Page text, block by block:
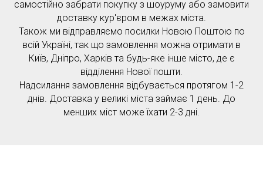
самостійно забрати покупку з шоуруму або замовити
доставку кур'єром в межах міста.
Також ми відправляємо посилки Новою Поштою по
всій Україні, так що замовлення можна отримати в
Київ, Дніпро, Харків та будь-яке інше місто, де є
відділення Нової пошти.
Надсилання замовлення відбувається протягом 1-2
днів. Доставка у великі міста займає 1 день. До
менших міст може їхати 2-3 дні.